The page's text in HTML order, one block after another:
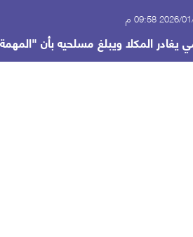
01 09:58 م
يغادر المكلا ويبلغ مسلحيه بأن